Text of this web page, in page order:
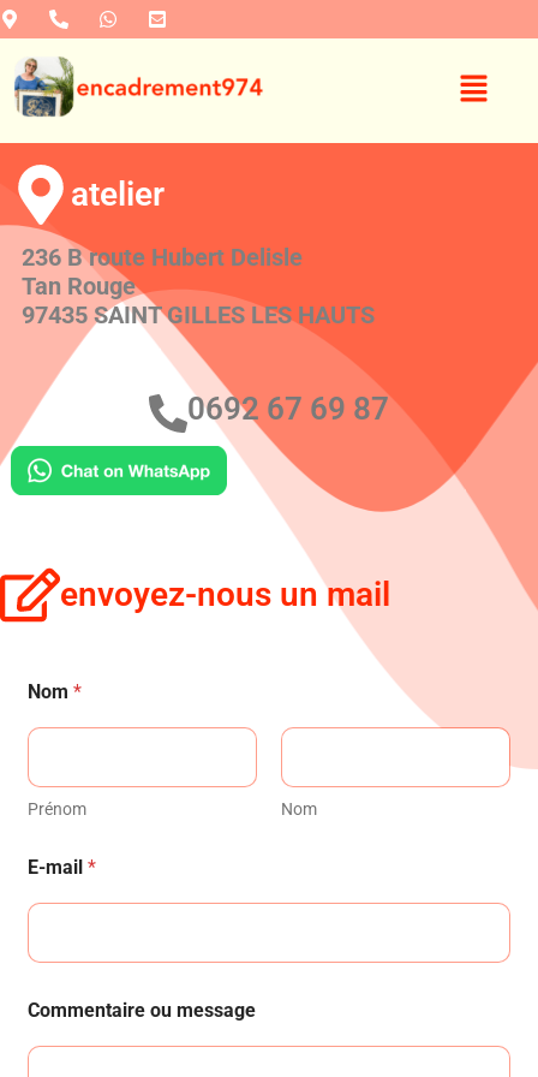
atelier
236 B route Hubert Delisle
Tan Rouge
97435 SAINT GILLES LES HAUTS
0692 67 69 87
envoyez-nous un mail
Nom*
Prénom Nom
E-mail*
Commentaire ou message